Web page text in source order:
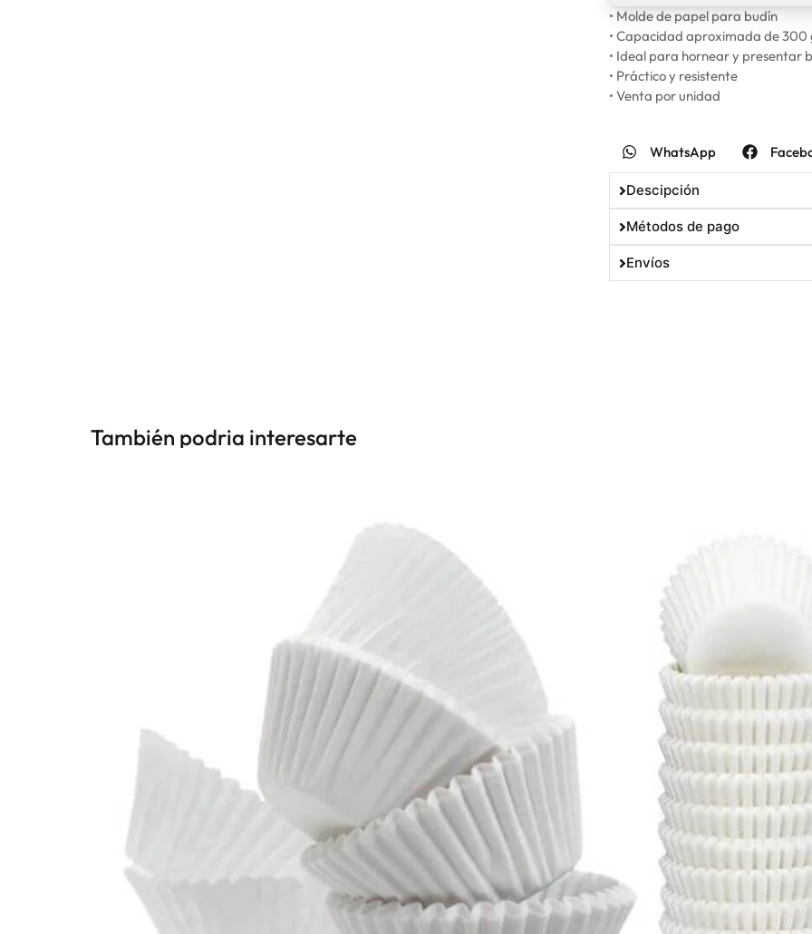
• Molde de papel para budín
• Capacidad aproximada de 300
• Ideal para hornear y presentar
• Práctico y resistente
• Venta por unidad
WhatsApp
Descipción
Métodos de pago
Envíos
También podria interesarte
10% OFF
En tu primera compra
DESCUENTOBIENVENIDA
para obtener un descuento del 10%. Solo podés usarlo una vez. No
acumulable con otras promociones.